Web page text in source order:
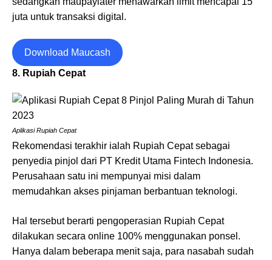
juta untuk transaksi digital.
Download Maucash
8. Rupiah Cepat
Aplikasi Rupiah Cepat
Rekomendasi terakhir ialah Rupiah Cepat sebagai
penyedia pinjol dari PT Kredit Utama Fintech Indonesia.
Perusahaan satu ini mempunyai misi dalam
memudahkan akses pinjaman berbantuan teknologi.
Hal tersebut berarti pengoperasian Rupiah Cepat
dilakukan secara online 100% menggunakan ponsel.
Hanya dalam beberapa menit saja, para nasabah sudah